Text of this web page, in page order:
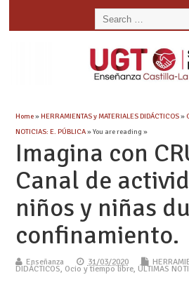
Home»HERRAMIENTAS y MATERIALES DIDÁCTICOS»
NOTICIAS: E. PÚBLICA» You are reading »
Imagina con
Canal de
niños y niñas
confinamiento.
Enseñanza 31/03/2020
DIDÁCTICOS, Ocio y tiempo libre, ÚLTIMAS